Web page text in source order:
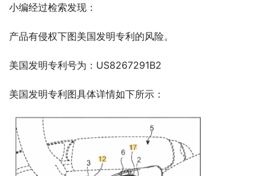
小编经过检索发现：
产品有侵权下图美国发明专利的风险。
美国发明专利号为：US8267291B2
美国发明专利图具体详情如下所示：